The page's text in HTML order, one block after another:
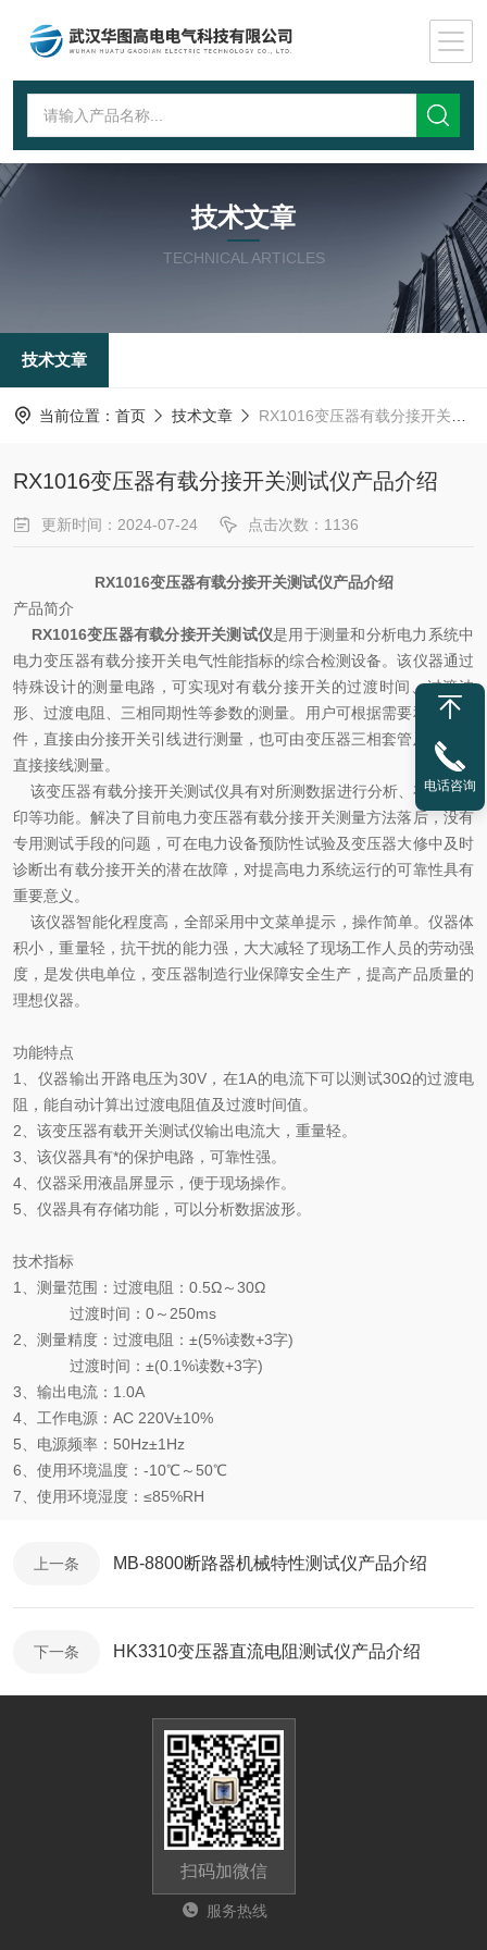
技术文章
TECHNICAL ARTICLES
技术文章
当前位置： 首页 技术文章 RX1016变压器有载分接开关测试仪产品介绍
RX1016变压器有载分接开关测试仪产品介绍
更新时间：2024-07-24 点击次数：1136
RX1016变压器有载分接开关测试仪产品介绍
产品简介
RX1016变压器有载分接开关测试仪是用于测量和分析电力系统中
电力变压器有载分接开关电气性能指标的综合检测设备。该仪器通过
特殊设计的测量电路，可实现对有载分接开关的过渡时间、过渡波
形、过渡电阻、三相同期性等参数的测量。用户可根据需要和现场条
件，直接由分接开关引线进行测量，也可由变压器三相套管及中性点
直接接线测量。
该变压器有载分接开关测试仪具有对所测数据进行分析、存贮、打
印等功能。解决了目前电力变压器有载分接开关测量方法落后，没有
专用测试手段的问题，可在电力设备预防性试验及变压器大修中及时
诊断出有载分接开关的潜在故障，对提高电力系统运行的可靠性具有
重要意义。
该仪器智能化程度高，全部采用中文菜单提示，操作简单。仪器体
积小，重量轻，抗干扰的能力强，大大减轻了现场工作人员的劳动强
度，是发供电单位，变压器制造行业保障安全生产，提高产品质量的
理想仪器。
功能特点
1、仪器输出开路电压为30V，在1A的电流下可以测试30Ω的过渡电
阻，能自动计算出过渡电阻值及过渡时间值。
2、该变压器有载开关测试仪输出电流大，重量轻。
3、该仪器具有*的保护电路，可靠性强。
4、仪器采用液晶屏显示，便于现场操作。
5、仪器具有存储功能，可以分析数据波形。
技术指标
1、测量范围：过渡电阻：0.5Ω～30Ω
过渡时间： 0～250ms
2、测量精度：过渡电阻：±(5%读数+3字)
过渡时间： ±(0.1%读数+3字)
3、输出电流：1.0A
4、工作电源：AC 220V±10%
5、电源频率：50Hz±1Hz
6、使用环境温度：-10℃～50℃
7、使用环境湿度：≤85%RH
上一条 MB-8800断路器机械特性测试仪产品介绍
下一条 HK3310变压器直流电阻测试仪产品介绍
扫码加微信
服务热线
电话咨询